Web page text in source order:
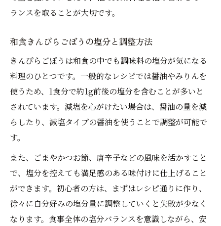
ランスを取ることが大切です。
和食きんぴらごぼうの塩分と調整方法
きんぴらごぼうは和食の中でも調味料の塩分が気になる
料理のひとつです。一般的なレシピでは醤油やみりんを
使うため、1食分で約1g前後の塩分を含むことが多いと
されています。減塩を心がけたい場合は、醤油の量を減
らしたり、減塩タイプの醤油を使うことで調整が可能で
す。
また、ごまやかつお節、唐辛子などの風味を活かすこと
で、塩分を控えても満足感のある味付けに仕上げること
ができます。初心者の方は、まずはレシピ通りに作り、
徐々に自分好みの塩分量に調整していくと失敗が少なく
なります。食事全体の塩分バランスを意識しながら、安